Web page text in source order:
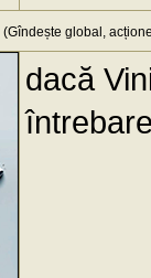
(Gîndește global,
dacă